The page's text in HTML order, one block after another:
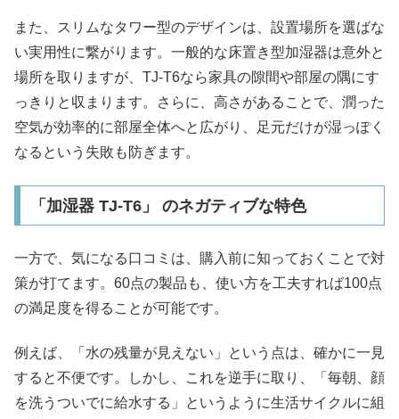
また、スリムなタワー型のデザインは、設置場所を選ばな
い実用性に繋がります。一般的な床置き型加湿器は意外と
場所を取りますが、TJ-T6なら家具の隙間や部屋の隅にす
っきりと収まります。さらに、高さがあることで、潤った
空気が効率的に部屋全体へと広がり、足元だけが湿っぽく
なるという失敗も防ぎます。​
「加湿器 TJ-T6」 のネガティブな特色
一方で、気になる口コミは、購入前に知っておくことで対
策が打てます。60点の製品も、使い方を工夫すれば100点
の満足度を得ることが可能です。
例えば、「水の残量が見えない」という点は、確かに一見
すると不便です。しかし、これを逆手に取り、「毎朝、顔
を洗うついでに給水する」というように生活サイクルに組